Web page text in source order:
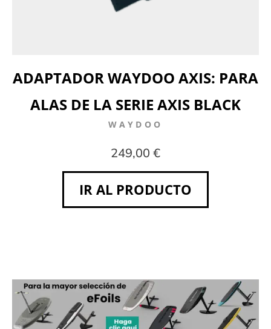
ADAPTADOR WAYDOO AXIS: PARA
ALAS DE LA SERIE AXIS BLACK
WAYDOO
249,00 €
IR AL PRODUCTO